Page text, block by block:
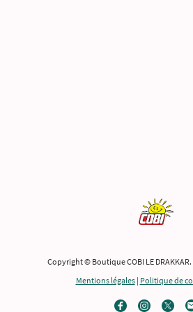
Copyright © Boutique COBI LE
Mentions légales| Politique de